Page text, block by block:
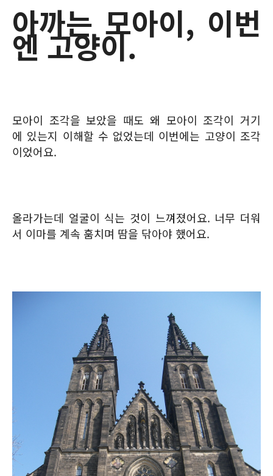
아까는 모아이, 이번
엔 고양이.
모아이 조각을 보았을 때도 왜 모아이 조각이 거기
에 있는지 이해할 수 없었는데 이번에는 고양이 조각
이었어요.
올라가는데 얼굴이 식는 것이 느껴졌어요. 너무 더워
서 이마를 계속 훔치며 땀을 닦아야 했어요.